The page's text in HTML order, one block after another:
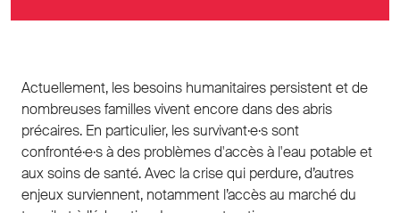
Actuellement, les besoins humanitaires persistent et de
nombreuses familles vivent encore dans des abris
précaires. En particulier, les survivant·e·s sont
confronté·e·s à des problèmes d'accès à l'eau potable et
aux soins de santé. Avec la crise qui perdure, d’autres
enjeux surviennent, notamment l’accès au marché du